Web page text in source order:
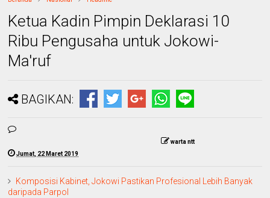
Ketua Kadin Pimpin Deklarasi 10
Ribu Pengusaha untuk Jokowi-
Ma'ruf
BAGIKAN:
warta ntt
Jumat, 22 Maret 2019
Komposisi Kabinet, Jokowi Pastikan Profesional Lebih Banyak
daripada Parpol